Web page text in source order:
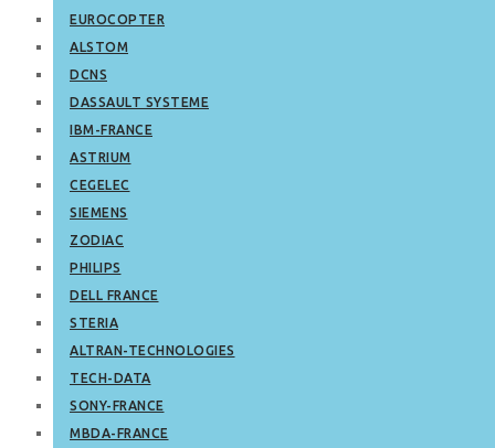
EUROCOPTER
ALSTOM
DCNS
DASSAULT SYSTEME
IBM-FRANCE
ASTRIUM
CEGELEC
SIEMENS
ZODIAC
PHILIPS
DELL FRANCE
STERIA
ALTRAN-TECHNOLOGIES
TECH-DATA
SONY-FRANCE
MBDA-FRANCE